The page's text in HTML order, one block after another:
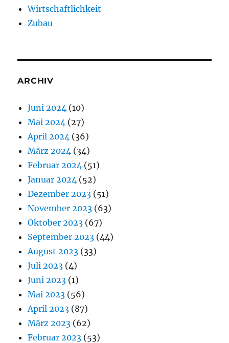
Wirtschaftlichkeit
Zubau
ARCHIV
Juni 2024 (10)
Mai 2024 (27)
April 2024 (36)
März 2024 (34)
Februar 2024 (51)
Januar 2024 (52)
Dezember 2023 (51)
November 2023 (63)
Oktober 2023 (67)
September 2023 (44)
August 2023 (33)
Juli 2023 (4)
Juni 2023 (1)
Mai 2023 (56)
April 2023 (87)
März 2023 (62)
Februar 2023 (53)